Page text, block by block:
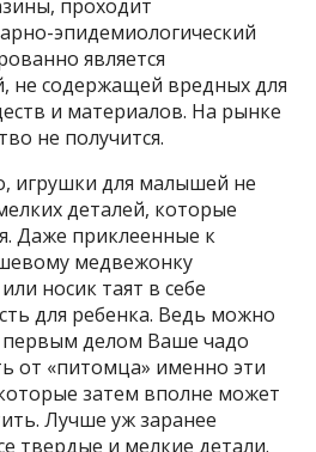
проходит
эпидемиологический
является
не содержащей вредных для
и материалов. На рынке
не получится.
игрушки для малышей не
деталей, которые
Даже приклеенные к
медвежонку
носик таят в себе
для ребенка. Ведь можно
первым делом Ваше чадо
от «питомца» именно эти
затем вполне может
Лучше уж заранее
твердые и мелкие детали.